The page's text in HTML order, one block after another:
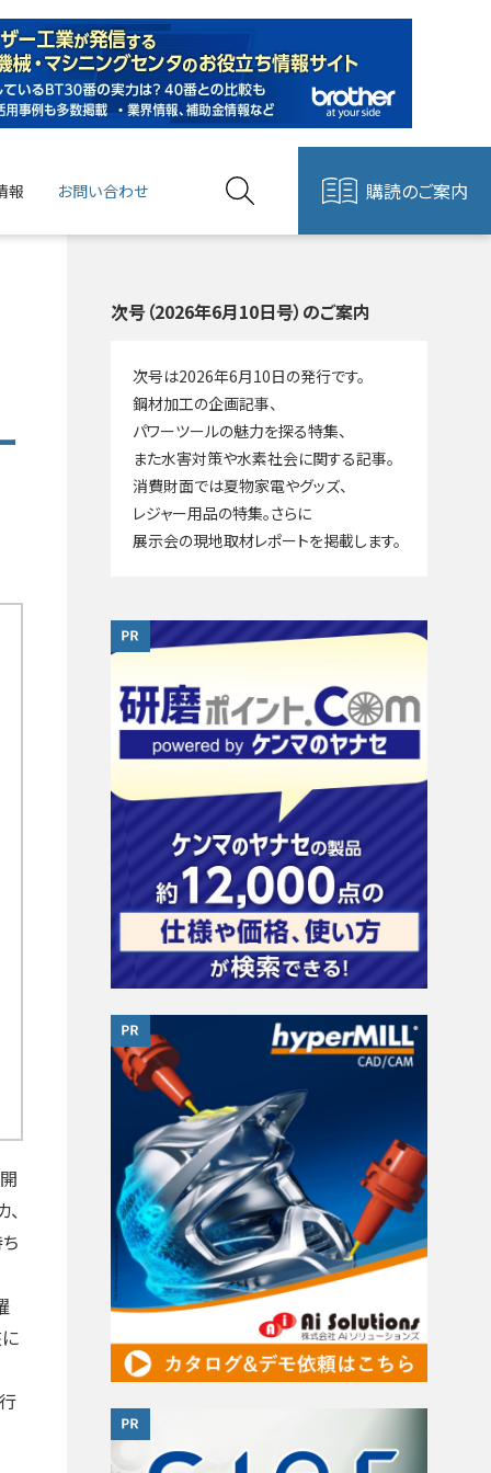
報 お問い合わせ 購読のご案内
次号（2026年6月10日号）のご案内
次号は2026年6月10日の発行です。
鋼材加工の企画記事、
パワーツールの魅力を探る特集、
また水害対策や水素社会に関する記事。
消費財面では夏物家電やグッズ、
レジャー用品の特集。さらに
展示会の現地取材レポートを掲載します。